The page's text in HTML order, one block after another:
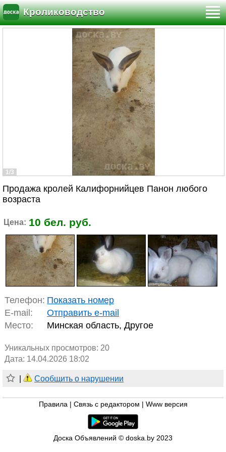
Кролиководство
1/3
Продажа кролей Калифорнийцев Панон любого
возраста
Цена: 10 бел. руб.
Телефон: Показать номер
E-mail:
Отправить e-mail
Место:
Минская область, Другое
Уникальных просмотров: 20
Дата: 14.04.2026 18:02
Сообщить о нарушении
Правила Связь с редактором Www версия
Доска Объявлений © doska.by 2023